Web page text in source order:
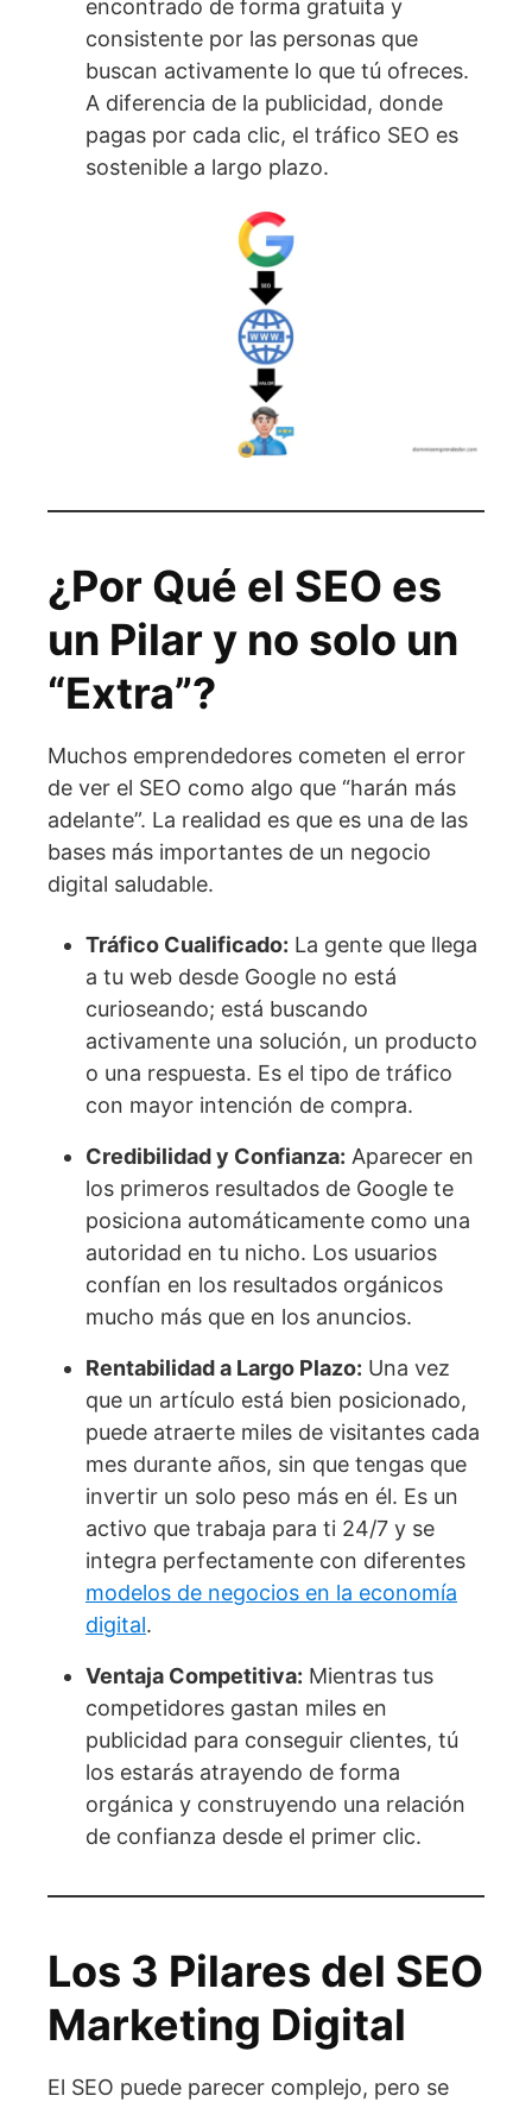
encontrado de forma gratuita y
consistente por las personas que
buscan activamente lo que tú ofreces.
A diferencia de la publicidad, donde
pagas por cada clic, el tráfico SEO es
sostenible a largo plazo.
¿Por Qué el SEO es
un Pilar y no solo un
“Extra”?
Muchos emprendedores cometen el error
de ver el SEO como algo que “harán más
adelante”. La realidad es que es una de las
bases más importantes de un negocio
digital saludable.
Tráfico Cualificado: La gente que llega
a tu web desde Google no está
curioseando; está buscando
activamente una solución, un producto
o una respuesta. Es el tipo de tráfico
con mayor intención de compra.
Credibilidad y Confianza: Aparecer en
los primeros resultados de Google te
posiciona automáticamente como una
autoridad en tu nicho. Los usuarios
confían en los resultados orgánicos
mucho más que en los anuncios.
Rentabilidad a Largo Plazo: Una vez
que un artículo está bien posicionado,
puede atraerte miles de visitantes cada
mes durante años, sin que tengas que
invertir un solo peso más en él. Es un
activo que trabaja para ti 24/7 y se
integra perfectamente con diferentes
modelos de negocios en la economía
digital.
Ventaja Competitiva: Mientras tus
competidores gastan miles en
publicidad para conseguir clientes, tú
los estarás atrayendo de forma
orgánica y construyendo una relación
de confianza desde el primer clic.
Los 3 Pilares del SEO
Marketing Digital
El SEO puede parecer complejo, pero se